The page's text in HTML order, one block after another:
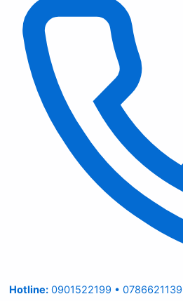
Hotline: 0901522199 • 0786621139